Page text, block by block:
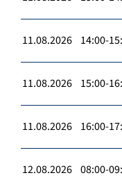
11.08.2026 14:00-
11.08.2026 15:00-
11.08.2026 16:00-
12.08.2026 08:00-